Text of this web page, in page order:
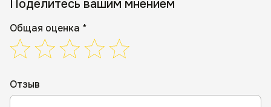
Поделитесь вашим мнением
Общая оценка *
Отзыв